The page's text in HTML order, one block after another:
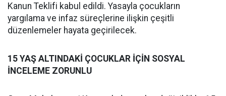
Kanun Teklifi kabul edildi. Yasayla çocukların
yargılama ve infaz süreçlerine ilişkin çeşitli
düzenlemeler hayata geçirilecek.
15 YAŞ ALTINDAKİ ÇOCUKLAR İÇİN SOSYAL
İNCELEME ZORUNLU